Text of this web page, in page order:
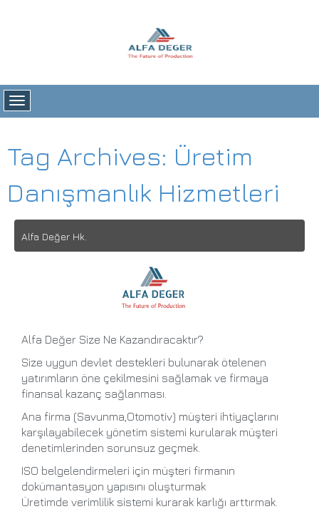
Tag Archives: Üretim
Danışmanlık Hizmetleri
Alfa Değer Hk.
Alfa Değer Size Ne Kazandıracaktır?
Size uygun devlet destekleri bulunarak ötelenen
yatırımların öne çekilmesini sağlamak ve firmaya
finansal kazanç sağlanması.
Ana firma (Savunma,Otomotiv) müşteri ihtiyaçlarını
karşılayabilecek yönetim sistemi kurularak müşteri
denetimlerinden sorunsuz geçmek.
ISO belgelendirmeleri için müşteri firmanın
dokümantasyon yapısını oluşturmak
Üretimde verimlilik sistemi kurarak karlığı arttırmak.